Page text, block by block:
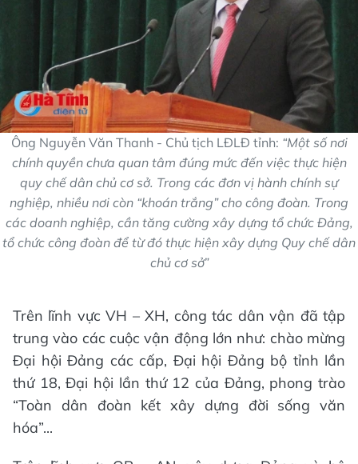
Ông Nguyễn Văn Thanh - Chủ tịch LĐLĐ tỉnh: “Một số nơi
chính quyền chưa quan tâm đúng mức đến việc thực hiện
quy chế dân chủ cơ sở. Trong các đơn vị hành chính sự
nghiệp, nhiều nơi còn “khoán trắng” cho công đoàn. Trong
các doanh nghiệp, cần tăng cường xây dựng tổ chức Đảng,
tổ chức công đoàn để từ đó thực hiện xây dựng Quy chế dân
chủ cơ sở”
Trên lĩnh vực VH – XH, công tác dân vận đã tập
trung vào các cuộc vận động lớn như: chào mừng
Đại hội Đảng các cấp, Đại hội Đảng bộ tỉnh lần
thứ 18, Đại hội lần thứ 12 của Đảng, phong trào
“Toàn dân đoàn kết xây dựng đời sống văn
hóa”...